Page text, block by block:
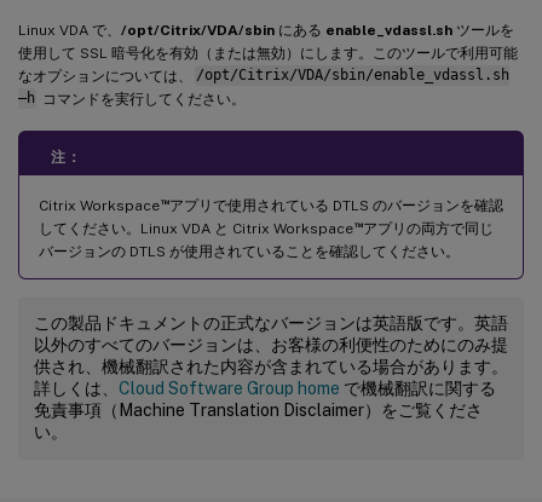
Linux VDA で、 /opt/Citrix/VDA/sbin にある enable_vdassl.sh ツールを
使用して SSL 暗号化を有効（または無効）にします。このツールで利用可能
なオプションについては、
/opt/Citrix/VDA/sbin/enable_vdassl.sh
–h
コマンドを実行してください。
注：
Citrix Workspace™アプリで使用されている DTLS のバージョンを確認
してください。Linux VDA と Citrix Workspace™アプリの両方で同じ
バージョンの DTLS が使用されていることを確認してください。
この製品ドキュメントの正式なバージョンは英語版です。英語
以外のすべてのバージョンは、お客様の利便性のためにのみ提
供され、機械翻訳された内容が含まれている場合があります。
詳しくは、 Cloud Software Group home で機械翻訳に関する
免責事項（Machine Translation Disclaimer）をご覧くださ
い。